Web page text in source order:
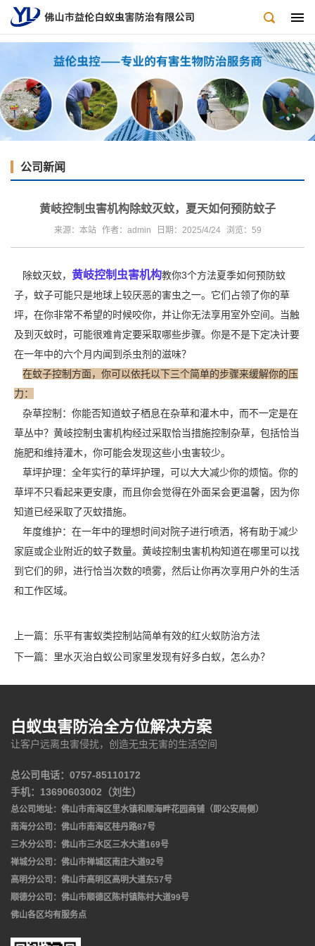
公司新闻
黄岐控制虫害机构除蚊灭蚊，夏天如何预防蚊子
来源：本站 作者：admin 日期：2025/4/24 浏览： 59
除蚊灭蚊， 黄岐控制虫害机构教你3个方法夏季如何预防蚊
子，蚊子可能只是地球上较厌恶的害虫之一。它们占领了你的草
坪，在你非常不希望的时候咬你，并让你无法享用室外空间。当触
及到灭蚊时，可能很难肯定要采取哪些步骤。你是不是下定决计要
在一年中的六个月内闻到杀虫剂的滋味？
在蚊子控制方面，你可以依托以下三个简单的步骤来缓解你的压
力：
杂草控制：你能否知道蚊子栖息在杂草和灌木中，而不一定是在
草丛中？黄岐控制虫害机构经过采取恰当措施控制杂草，包括恰当
施肥和维持灌木，你可能会发现这些小虫害较少。
草坪护理：全年实行的草坪护理，可以大大减少你的烦恼。你的
草坪不只看起来更安康，而且你会觉得在外面呆会更温馨，因为你
知道已经采取了灭蚊措施。
年度维护：在一年中的理想时间对院子进行喷洒，将有助于减少
家庭或企业附近的蚊子数量。黄岐控制虫害机构知道在哪里可以找
到它们的卵，进行恰当次数的喷雾，然后让你再次享用户外的生活
和工作区域。
上一篇： 乐平有害蚁类控制站简单有效的红火蚁防治方法
下一篇： 里水灭治白蚁公司家里发现有好多白蚁，怎么办？
白蚁虫害防治全方位解决方案
让客户远离虫害侵扰，创造无虫无害的生活空间
总公司电话：0757-85110172
手机：13690603002（刘生）
总公司地址：佛山市南海区里水镇和顺海畔花园商铺（即公安局侧）
南海分公司：佛山市南海区桂丹路87号
三水分公司：佛山市三水区三水大道169号
禅城分公司：佛山市禅城区南庄大道92号
高明分公司：佛山市高明区高明大道东57号
顺德分公司：佛山市顺德区陈村镇陈村大道99号
佛山各区均有服务点